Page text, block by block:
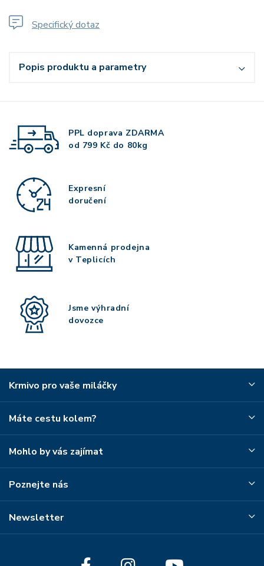
Specifický dotaz
Popis produktu a parametry
PPL doprava ZDARMA
od 799 Kč do 80kg
Expresní
doručení
Kamenná prodejna
v Teplicích
Jsme výhradní
dovozce
Krmivo pro vaše miláčky
Máte cestu kolem?
Mohlo by vás zajímat
Poznejte nás
Newsletter